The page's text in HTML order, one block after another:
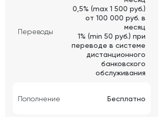
Переводы
0,5% (max 1 500 руб.)
от 100 000 руб. в
месяц
1% (min 50 руб.) при
переводе в системе
дистанционного
банковского
обслуживания
Пополнение Бесплатно